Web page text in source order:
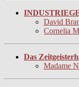
David
Cornelia
Das
Madame